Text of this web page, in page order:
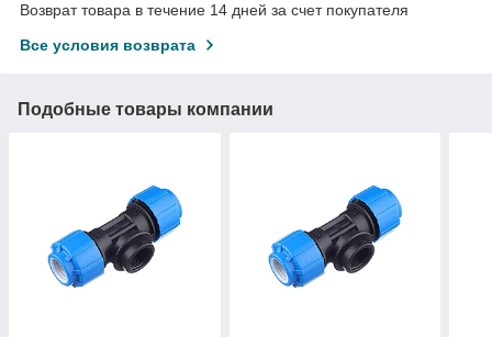
Возврат товара в течение 14 дней за счет покупателя
Все условия возврата
Подобные товары компании